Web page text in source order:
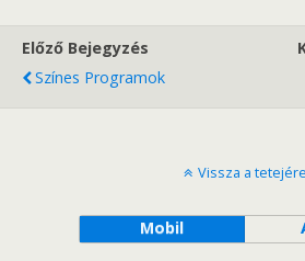
Előző Bejegyzés
Színes Programok
Vissza a tetejére
Mobil